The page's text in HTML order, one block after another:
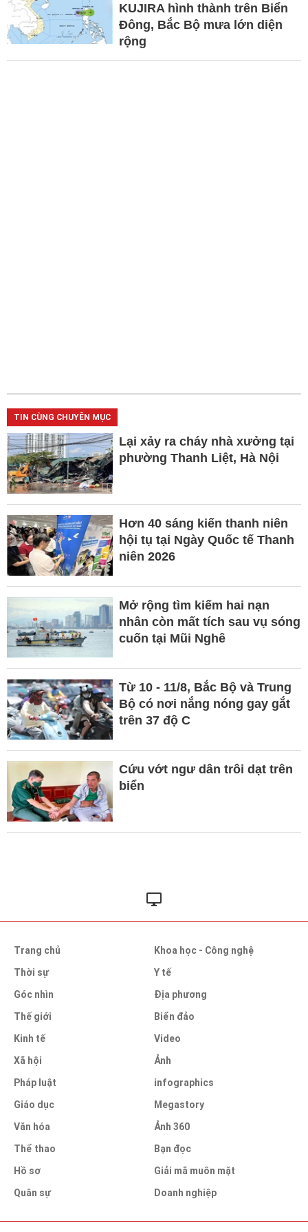
KUJIRA hình thành trên Biển
Đông, Bắc Bộ mưa lớn diện
rộng
TIN CÙNG CHUYÊN MỤC
Lại xảy ra cháy nhà xưởng tại
phường Thanh Liệt, Hà Nội
Hơn 40 sáng kiến thanh niên
hội tụ tại Ngày Quốc tế Thanh
niên 2026
Mở rộng tìm kiếm hai nạn
nhân còn mất tích sau vụ sóng
cuốn tại Mũi Nghê
Từ 10 - 11/8, Bắc Bộ và Trung
Bộ có nơi nắng nóng gay gắt
trên 37 độ C
Cứu vớt ngư dân trôi dạt trên
biển
Trang chủ
Thời sự
Góc nhìn
Thế giới
Kinh tế
Xã hội
Pháp luật
Giáo dục
Văn hóa
Thể thao
Hồ sơ
Quân sự
Khoa học - Công nghệ
Y tế
Địa phương
Biển đảo
Video
Ảnh
infographics
Megastory
Ảnh 360
Bạn đọc
Giải mã muôn mặt
Doanh nghiệp